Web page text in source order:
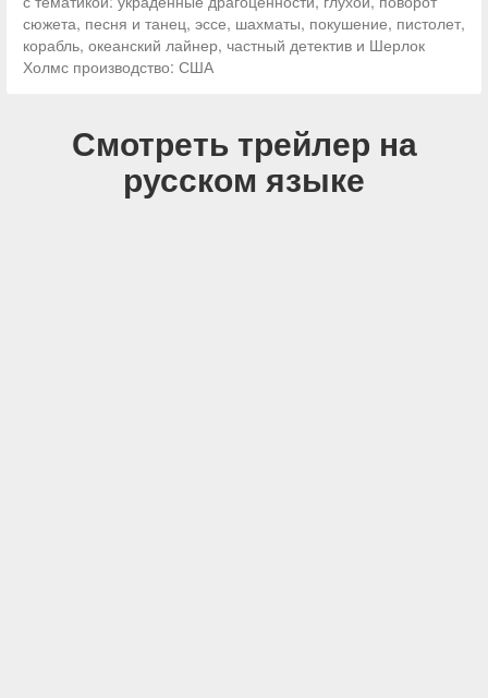
сюжета, песня и танец, эссе, шахматы, покушение, пистолет,
корабль, океанский лайнер, частный детектив и Шерлок
Холмс производство: США
Смотреть трейлер на
русском языке